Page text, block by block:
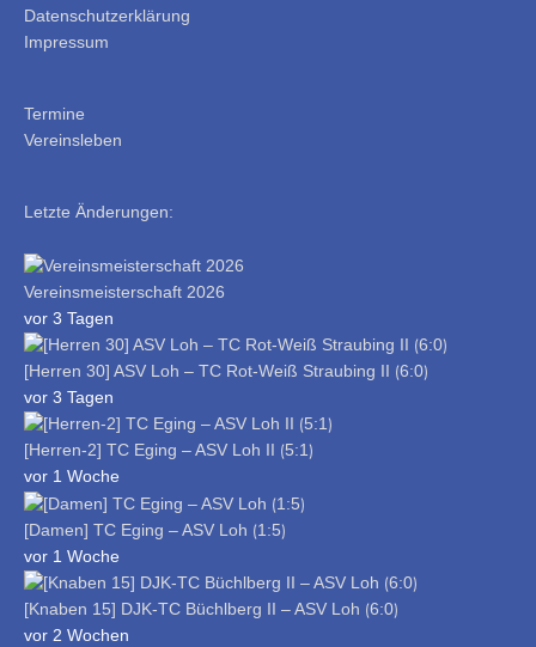
Datenschutzerklärung
Impressum
Termine
Vereinsleben
Letzte Änderungen:
Vereinsmeisterschaft 2026
vor 3 Tagen
[Herren 30] ASV Loh – TC Rot-Weiß Straubing II ⟮6:0⟯
vor 3 Tagen
[Herren-2] TC Eging – ASV Loh II ⟮5:1⟯
vor 1 Woche
[Damen] TC Eging – ASV Loh ⟮1:5⟯
vor 1 Woche
[Knaben 15] DJK-TC Büchlberg II – ASV Loh ⟮6:0⟯
vor 2 Wochen